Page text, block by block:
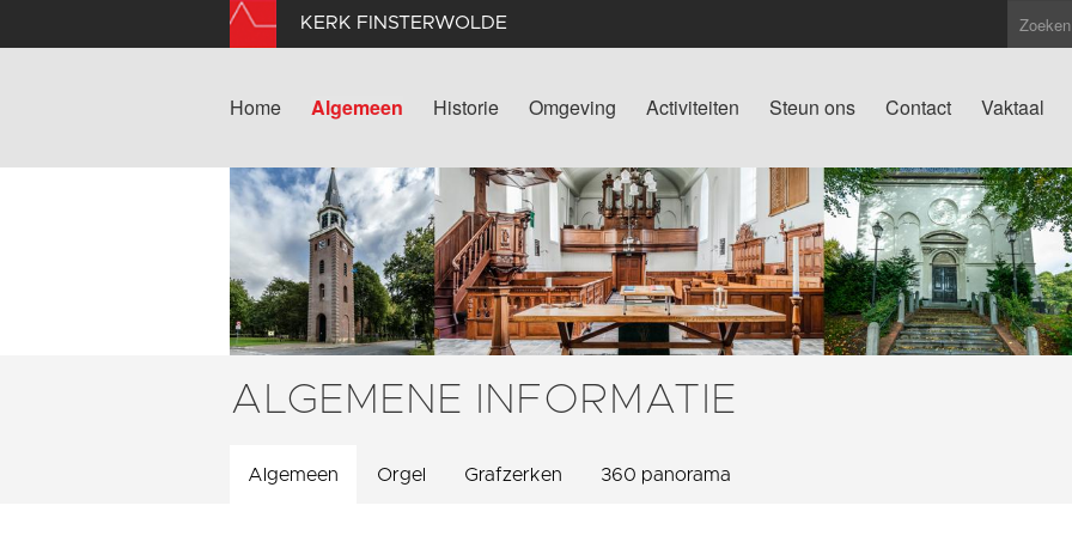
KERK FINSTERWOLDE
Home Algemeen Historie Omgeving Activiteiten Steun ons Contact Vaktaal
ALGEMENE INFORMATIE
Algemeen Orgel Grafzerken 360 panorama